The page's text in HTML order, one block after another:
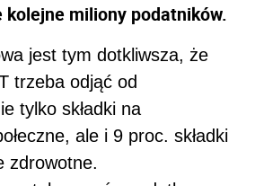
kolejne miliony podatników.
jest tym dotkliwsza, że
trzeba odjąć od
tylko składki na
ale i 9 proc. składki
zdrowotne.